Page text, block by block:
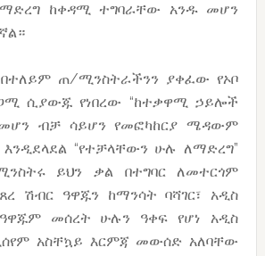
ማድረግ ከቀዳሚ ተግባራቸው አንዱ መሆን
ጠ/ሚንስትራችንን ያቀፈው የኦቦ
ሲያውጁ የነበረው “ከተቃዋሚ ኃይሎች
ብቻ ሳይሆን የመፎካከርያ ሜዳውም
“የተቻላቸውን ሁሉ ለማድረግ”
ይህን ቃል በተግባር ለመተርጎም
ሽብር ዓዋጁን ከማንሳት ባሻገር፣ አዲስ
መሰረት ሁሉን ዓቀፍ የሆነ አዲስ
አስቸኳይ እርምጃ መውሰድ አለባቸው